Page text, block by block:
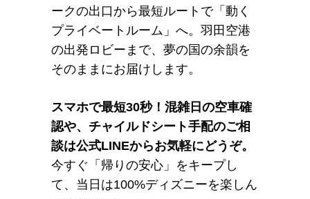
ークの出口から最短ルートで「動く
プライベートルーム」へ。羽田空港
の出発ロビーまで、夢の国の余韻を
そのままにお届けします。
スマホで最短30秒！混雑日の空車確
認や、チャイルドシート手配のご相
談は公式LINEからお気軽にどうぞ。
今すぐ「帰りの安心」をキープし
て、当日は100%ディズニーを楽しん